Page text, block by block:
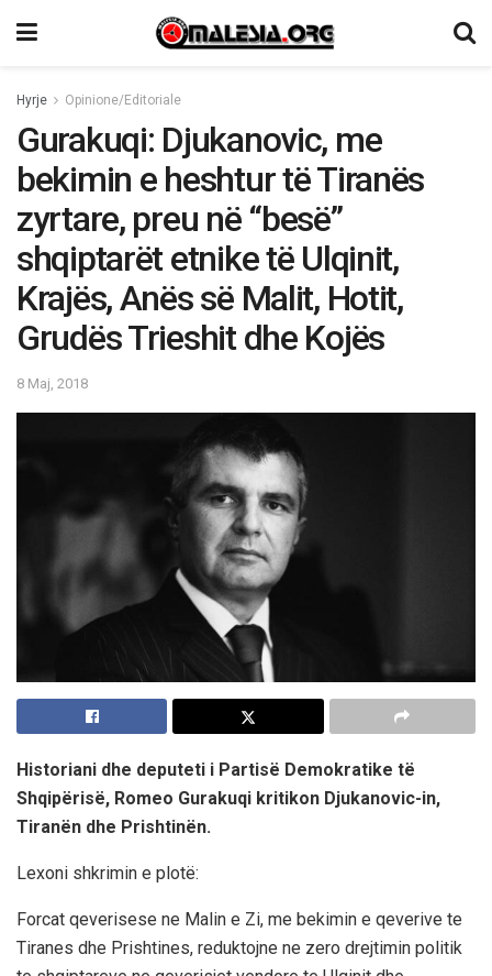
Hyrje Opinione/Editoriale
Gurakuqi: Djukanovic, me
bekimin e heshtur të Tiranës
zyrtare, preu në “besë”
shqiptarët etnike të Ulqinit,
Krajës, Anës së Malit, Hotit,
Grudës Trieshit dhe Kojës
8 Maj, 2018
Historiani dhe deputeti i Partisë Demokratike të
Shqipërisë, Romeo Gurakuqi kritikon Djukanovic-in,
Tiranën dhe Prishtinën.
Lexoni shkrimin e plotë:
Forcat qeverisese ne Malin e Zi, me bekimin e qeverive te
Tiranes dhe Prishtines, reduktojne ne zero drejtimin politik